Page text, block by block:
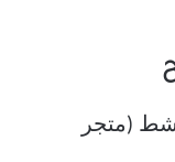
(متجر